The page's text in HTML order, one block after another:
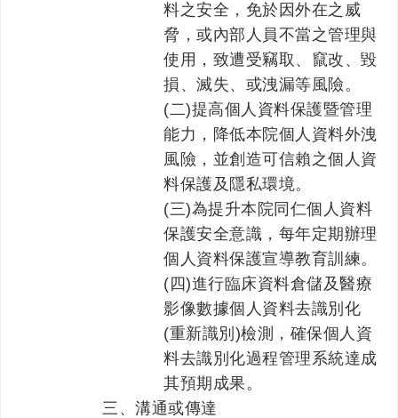
料之安全，免於因外在之威
脅，或內部人員不當之管理與
使用，致遭受竊取、竄改、毀
損、滅失、或洩漏等風險。
(二)提高個人資料保護暨管理
能力，降低本院個人資料外洩
風險，並創造可信賴之個人資
料保護及隱私環境。
(三)為提升本院同仁個人資料
保護安全意識，每年定期辦理
個人資料保護宣導教育訓練。
(四)進行臨床資料倉儲及醫療
影像數據個人資料去識別化
(重新識別)檢測，確保個人資
料去識別化過程管理系統達成
其預期成果。
三、溝通或傳達